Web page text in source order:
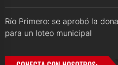
Río Primero: se aprobó la
para un loteo municipal